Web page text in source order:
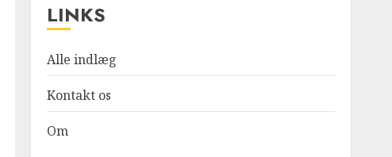
LINKS
Alle indlæg
Kontakt os
Om